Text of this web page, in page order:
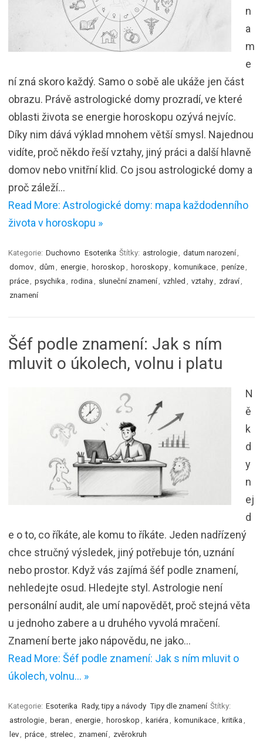
n
a
m
e
ní zná skoro každý. Samo o sobě ale ukáže jen část
obrazu. Právě astrologické domy prozradí, ve které
oblasti života se energie horoskopu ozývá nejvíc.
Díky nim dává výklad mnohem větší smysl. Najednou
vidíte, proč někdo řeší vztahy, jiný práci a další hlavně
domov nebo vnitřní klid. Co jsou astrologické domy a
proč záleží…
Read More: Astrologické domy: mapa každodenního
života v horoskopu »
Kategorie: Duchovno Esoterika Štítky: astrologie datum narození
domov
dům energie horoskop horoskopy komunikace peníze
práce
psychika rodina sluneční znamení vzhled vztahy zdraví
znamení
Šéf podle znamení: Jak s ním
mluvit o úkolech, volnu i platu
N
ě
k
d
y
n
ej
d
e o to, co říkáte, ale komu to říkáte. Jeden nadřízený
chce stručný výsledek, jiný potřebuje tón, uznání
nebo prostor. Když vás zajímá šéf podle znamení,
nehledejte osud. Hledejte styl. Astrologie není
personální audit, ale umí napovědět, proč stejná věta
u jednoho zabere a u druhého vyvolá mračení.
Znamení berte jako nápovědu, ne jako…
Read More: Šéf podle znamení: Jak s ním mluvit o
úkolech, volnu… »
Kategorie: Esoterika Rady, tipy a návody Tipy dle znamení Štítky:
astrologie
beran energie horoskop kariéra komunikace kritika
lev
práce strelec znamení zvěrokruh